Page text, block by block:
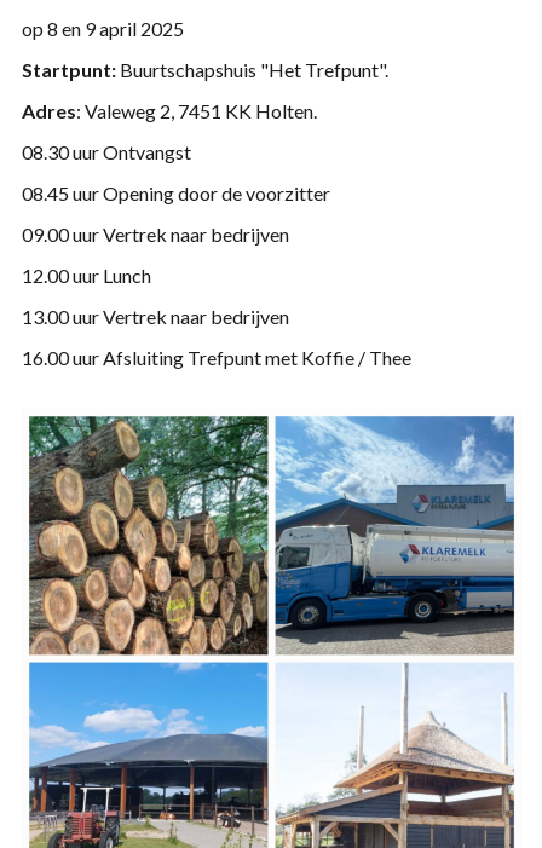
op 8 en 9 april 2025
Startpunt:Buurtschapshuis "Het Trefpunt".
Adres: Valeweg 2, 7451 KK Holten.
08.30 uur Ontvangst
08.45 uur Opening door de voorzitter
09.00 uur Vertrek naar bedrijven
12.00 uur Lunch
13.00 uur Vertrek naar bedrijven
16.00 uur Afsluiting Trefpunt met Koffie / Thee